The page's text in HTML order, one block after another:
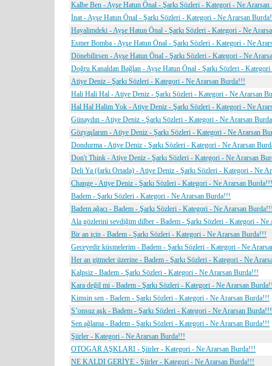
Kalbe Ben - Ayşe Hatun Önal - Şarkı Sözleri - Kategori - Ne
İnat - Ayşe Hatun Önal - Şarkı Sözleri - Kategori - Ne Ararsan
Hayalimdeki - Ayşe Hatun Önal - Şarkı Sözleri - Kategori - Ne
Esmer Bomba - Ayşe Hatun Önal - Şarkı Sözleri - Kategori - Ne
Dönebilirsen - Ayşe Hatun Önal - Şarkı Sözleri - Kategori - Ne
Doğru Kanaldan Bağlan - Ayşe Hatun Önal - Şarkı Sözleri -
Atiye Deniz - Şarkı Sözleri - Kategori - Ne Ararsan Burda!!!
Hali Hali Hal - Atiye Deniz - Şarkı Sözleri - Kategori - Ne Ararsan
Hal Hal Halim Yok - Atiye Deniz - Şarkı Sözleri - Kategori - Ne
Günaydın - Atiye Deniz - Şarkı Sözleri - Kategori - Ne Ararsan
Gözyaşlarım - Atiye Deniz - Şarkı Sözleri - Kategori - Ne Ararsan
Dondurma - Atiye Deniz - Şarkı Sözleri - Kategori - Ne Ararsan
Don't Think - Atiye Deniz - Şarkı Sözleri - Kategori - Ne Ararsan
Deli Ya (farkı Ortada) - Atiye Deniz - Şarkı Sözleri - Kategori - Ne
Change - Atiye Deniz - Şarkı Sözleri - Kategori - Ne Ararsan Burda!!!
Badem - Şarkı Sözleri - Kategori - Ne Ararsan Burda!!!
Badem ağacı - Badem - Şarkı Sözleri - Kategori - Ne Ararsan
Ala gözlerini sevdiğim dilber - Badem - Şarkı Sözleri - Kategori -
Bir an için - Badem - Şarkı Sözleri - Kategori - Ne Ararsan Burda!!!
Geceyedir küsmelerim - Badem - Şarkı Sözleri - Kategori - Ne
Her an gitmeler üzerine - Badem - Şarkı Sözleri - Kategori - Ne
Kalpsiz - Badem - Şarkı Sözleri - Kategori - Ne Ararsan Burda!!!
Kara değil mi - Badem - Şarkı Sözleri - Kategori - Ne Ararsan
Kimsin sen - Badem - Şarkı Sözleri - Kategori - Ne Ararsan Burda!!!
S’onsuz aşk - Badem - Şarkı Sözleri - Kategori - Ne Ararsan Burda!!!
Sen ağlama - Badem - Şarkı Sözleri - Kategori - Ne Ararsan Burda!!!
Şiirler - Kategori - Ne Ararsan Burda!!!
OTOGAR AŞKLARI - Şiirler - Kategori - Ne Ararsan Burda!!!
NE KALDI GERİYE - Şiirler - Kategori - Ne Ararsan Burda!!!